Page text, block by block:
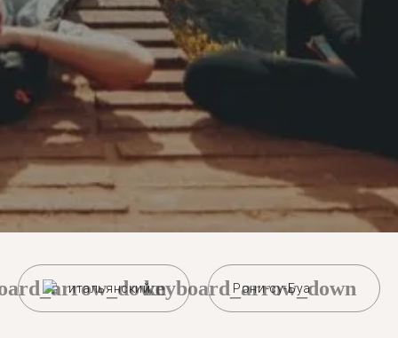
итальянский Рони-су-Буа
keyboard_arrow_down